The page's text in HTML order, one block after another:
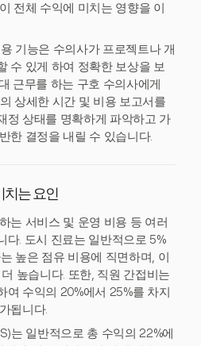
전체 수익에 미치는 영향을 이
기능은 수의사가 프로젝트나 개
수 있게 하여 정확한 보상을 보
근무를 하는 구호 수의사에게
상세한 시간 및 비용 보고서를
정 상태를 명확하게 파악하고 가
한 결정을 내릴 수 있습니다.
치는 요인
는 서비스 및 운영 비용 등 여러
다. 도시 진료는 일반적으로 5%
높은 점유 비용에 직면하며, 이
높습니다. 또한, 직원 간접비는
여 수익의 20%에서 25%를 차지
됩니다.
는 일반적으로 총 수익의 22%에